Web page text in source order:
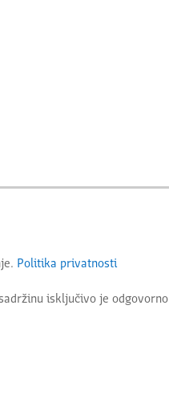
Politika privatnosti
isključivo je odgovorno